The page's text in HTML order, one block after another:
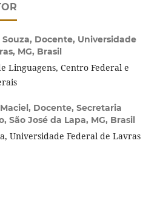
Docente, Universidade
MG, Brasil
Linguagens, Centro Federal e
Docente, Secretaria
São José da Lapa, MG, Brasil
Universidade Federal de Lavras